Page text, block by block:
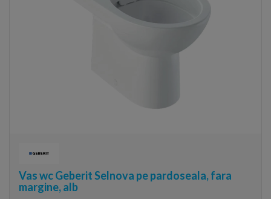
Vas wc Geberit Selnova pe pardoseala, fara
margine, alb